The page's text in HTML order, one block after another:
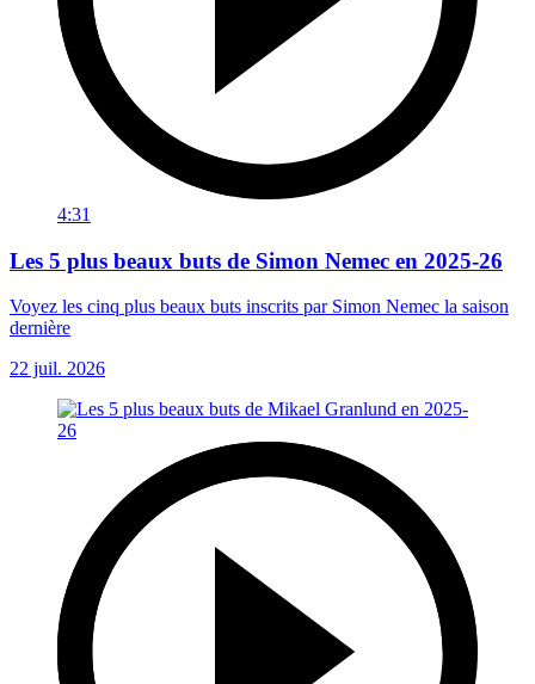
4:31
Les 5 plus beaux buts de Simon Nemec en 2025-26
Voyez les cinq plus beaux buts inscrits par Simon Nemec la saison
dernière
22 juil. 2026